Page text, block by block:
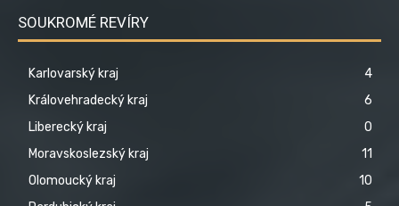
SOUKROMÉ REVÍRY
Karlovarský kraj
4
Královehradecký kraj
6
Liberecký kraj
0
Moravskoslezský kraj
11
Olomoucký kraj
10